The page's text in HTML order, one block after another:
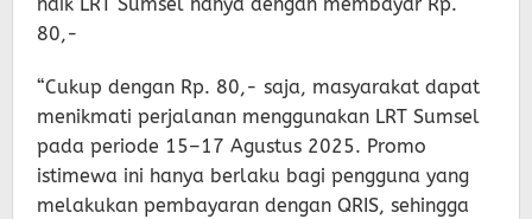
80,-
“Cukup dengan Rp. 80,- saja, masyarakat dapat
menikmati perjalanan menggunakan LRT Sumsel
pada periode 15–17 Agustus 2025. Promo
istimewa ini hanya berlaku bagi pengguna yang
melakukan pembayaran dengan QRIS, sehingga